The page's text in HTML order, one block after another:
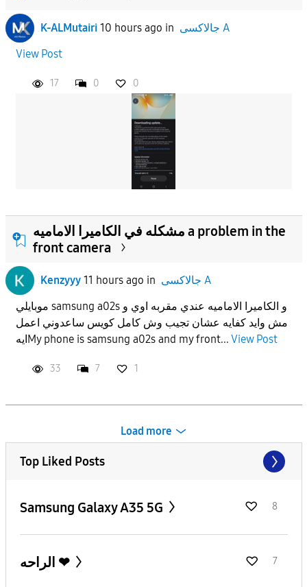
K-ALMutairi 10 hours ago in
جالاكسى A
View Post
17 0 0
مشكله في الكاميرا الاماميه a problem in the
front camera
Kenzyyy 11 hours ago in
جالاكسى A
موبايلي samsung a02s و الكاميرا الاماميه عندي مقربه اوي و
مش وايد كفايه عشان تجيب وش كامل كويس ساعدوني اعمل
ايهMy phone is samsung a02s and my front... View Post
33 7 1
Load more
Top Liked Posts
Samsung Galaxy A35 5G 8
الراحه ❤ 7